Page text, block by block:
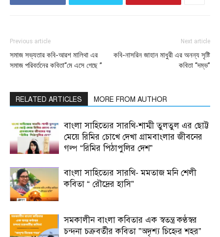
Previous article
সমাজ সভ্যতার কবি-আরশ মালিথা এর
সমাজ পরিবর্তনের কবিতা“মে এসে গেছে ”
Next article
কবি-নাসরিন জাহান মাধুরী এর অনন্য সৃষ্টি
কবিতা “দম্ভ”
RELATED ARTICLES MORE FROM AUTHOR
বাংলা সাহিত্যের সারথি-শাম্মী তুলতুল এর ছোট্ট
মেয়ে রিমির চোখে দেখা গ্রামবাংলার জীবনের
গল্প “রিমির পিঠাপুলির দেশ”
বাংলা সাহিত্যের সারথি- মমতাজ মনি শেলী
কবিতা “ রৌদ্রের হাসি”
সমকালীন বাংলা কবিতার এক স্বতন্ত্র কণ্ঠস্বর
চন্দনা চক্রবর্তীর কবিতা ”অদৃশ্য চিহ্নের শহর”